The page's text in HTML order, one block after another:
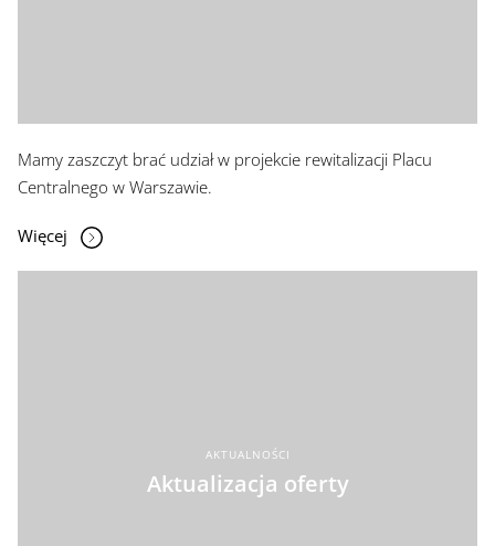
Mamy zaszczyt brać udział w projekcie rewitalizacji Placu
Centralnego w Warszawie.
Więcej
AKTUALNOŚCI
Aktualizacja oferty